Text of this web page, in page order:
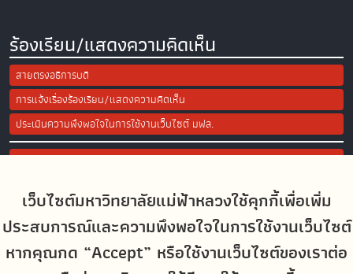
เว็บไซต์มหาวิทยาลัยแม่ฟ้าหลวงใช้คุกกี้เพื่อเพิ่ม
ประสบการณ์และความพึงพอใจในการใช้งานเว็บไซต์
หากคุณกด “Accept” หรือใช้งานเว็บไซต์ของเราต่อ
ร้องเรียน/แสดงความคิดเห็น
สายตรงอธิการบดี
การแจ้งเรื่องร้องเรียน/แสดงความคิดเห็น
ประเมินความพึงพอใจในการใช้งานเว็บไซต์ มฟล.
Site Map
Social Media